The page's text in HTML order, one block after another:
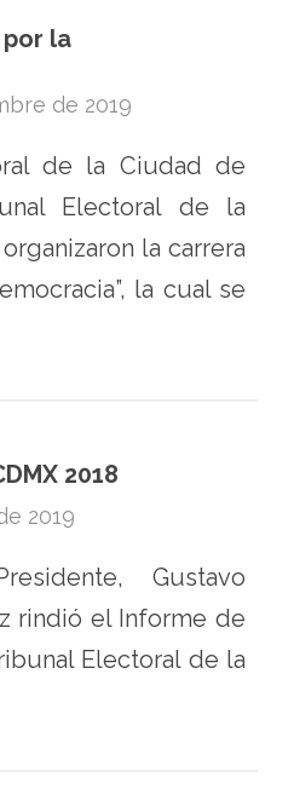
por la
de 2019
de la Ciudad de
Electoral de la
la carrera
la cual se
2018
2019
Gustavo
rindió el Informe de
Electoral de la